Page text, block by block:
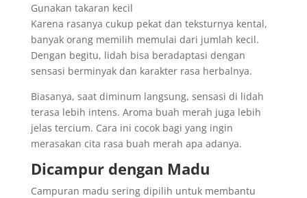
Gunakan takaran kecil
Karena rasanya cukup pekat dan teksturnya kental,
banyak orang memilih memulai dari jumlah kecil.
Dengan begitu, lidah bisa beradaptasi dengan
sensasi berminyak dan karakter rasa herbalnya.
Biasanya, saat diminum langsung, sensasi di lidah
terasa lebih intens. Aroma buah merah juga lebih
jelas tercium. Cara ini cocok bagi yang ingin
merasakan cita rasa buah merah apa adanya.
Dicampur dengan Madu
Campuran madu sering dipilih untuk membantu